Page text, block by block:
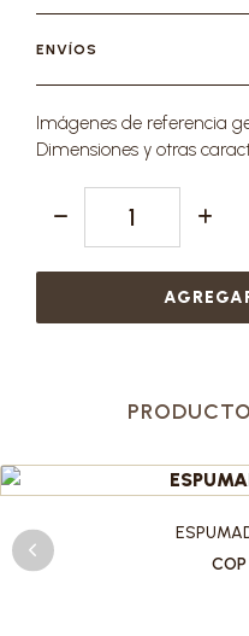
ENVÍOS
Imágenes de referencia
Dimensiones y otras